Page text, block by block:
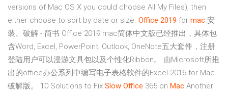
versions of Mac OS X you could choose All My Files), then
either choose to sort by date or size. Office 2019 for mac 安
装、破解 - 简书 Office 2019 mac简体中文版已经推出，具体包
含Word, Excel, PowerPoint, Outlook, OneNote五大套件，注册
登陆用户可以漫游文具包以及个性化Ribbon。 由Microsoft所推
出的office办公系列中编写电子表格软件的Excel 2016 for Mac
破解版。 10 Solutions to Fix Slow Office 365 on Mac Another